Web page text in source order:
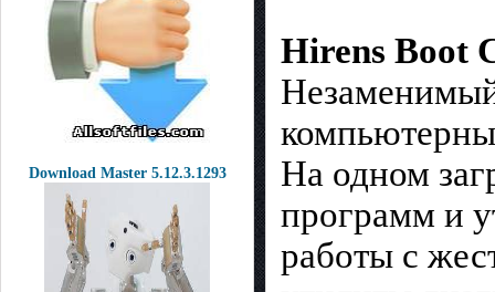
Download Master 5.12.3.1293
Hirens Boot
На одном
программ и
работы с